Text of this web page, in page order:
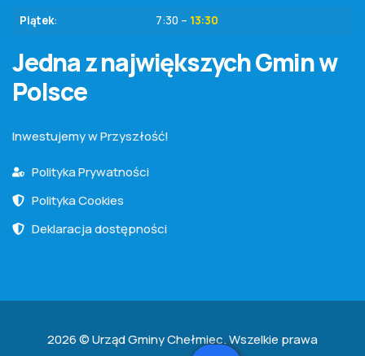
Piątek: 7:30 – 13:30
Jedna z największych Gmin w
Polsce
Inwestujemy w Przyszłość!
Polityka Prywatności
Polityka Cookies
Deklaracja dostępności
2026 © Urząd Gminy Chełmiec. Wszelkie prawa